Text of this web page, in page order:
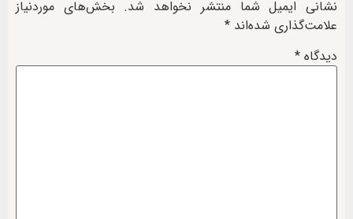
نشانی ایمیل شما منتشر نخواهد شد. بخش‌های موردنیاز
علامت‌گذاری شده‌اند *
دیدگاه *